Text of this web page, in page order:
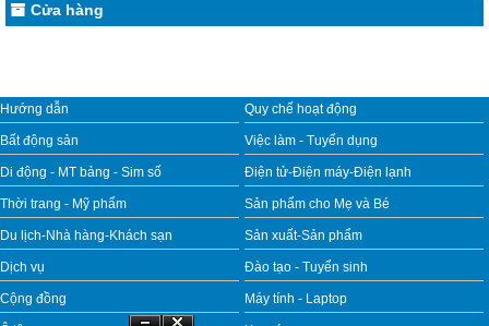
Cửa hàng
Hướng dẫn Quy chế hoạt động
Bất động sản Việc làm - Tuyển dụng
Di động - MT bảng - Sim số Điện tử-Điện máy-Điện lạnh
Thời trang - Mỹ phẩm Sản phẩm cho Mẹ và Bé
Du lịch-Nhà hàng-Khách sạn Sản xuất-Sản phẩm
Dịch vụ Đào tạo - Tuyển sinh
Cộng đồng Máy tính - Laptop